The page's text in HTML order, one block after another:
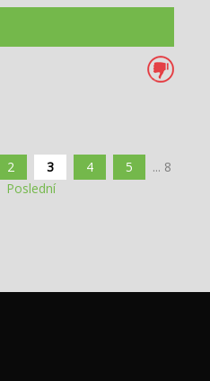
2 3 4 5
... 8
Poslední